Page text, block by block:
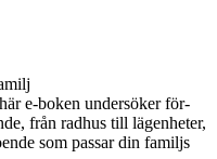
e-boken undersöker för-
från radhus till lägenheter,
som passar din familjs